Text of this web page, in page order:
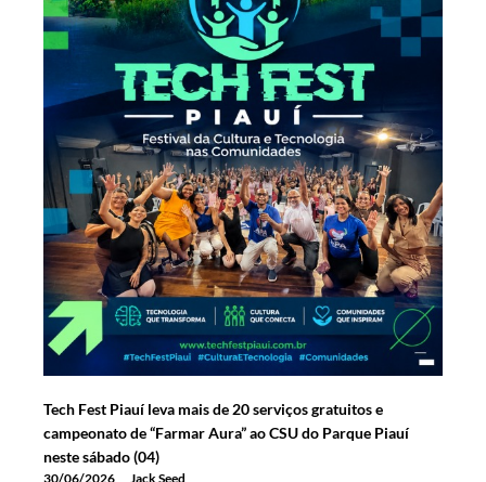
Tech Fest Piauí leva mais de 20 serviços gratuitos e
campeonato de “Farmar Aura” ao CSU do Parque Piauí
neste sábado (04)
30/06/2026 Jack Seed